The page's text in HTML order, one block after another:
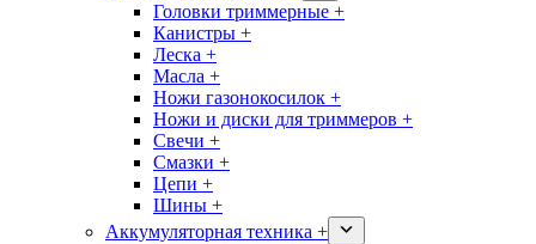
Головки триммерные +
Канистры +
Леска +
Масла +
Ножи газонокосилок +
Ножи и диски для триммеров +
Свечи +
Смазки +
Цепи +
Шины +
Аккумуляторная техника +